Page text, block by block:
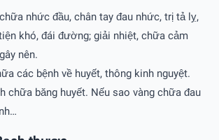
nhức đầu, chân tay đau nhức, trị tả lỵ,
khó, đái đường; giải nhiệt, chữa cảm
nên.
các bệnh về huyết, thông kinh nguyệt.
chữa băng huyết. Nếu sao vàng chữa đau